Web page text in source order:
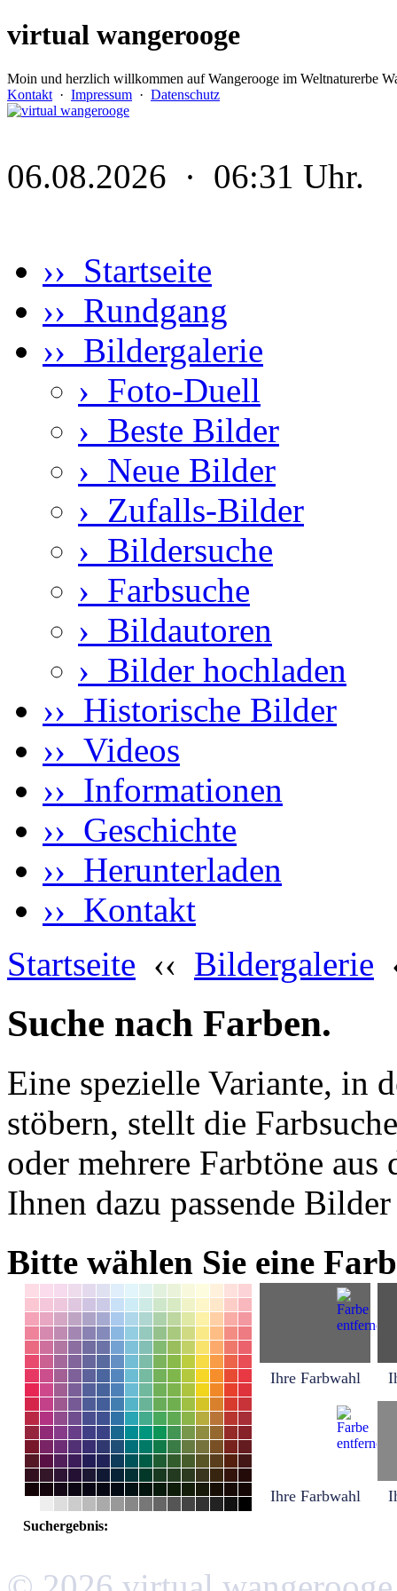
virtual wangerooge
Moin und herzlich willkommen auf Wangerooge im Weltnaturerbe
Kontakt · Impressum · Datenschutz
06.08.2026 · 06:31 Uhr.
›› Startseite
›› Rundgang
›› Bildergalerie
› Foto-Duell
› Beste Bilder
› Neue Bilder
› Zufalls-Bilder
› Bildersuche
› Farbsuche
› Bildautoren
› Bilder hochladen
›› Historische Bilder
›› Videos
›› Informationen
›› Geschichte
›› Herunterladen
›› Kontakt
Startseite ‹‹ Bildergalerie
Suche nach Farben.
Eine spezielle Variante, in
stöbern, stellt die
oder mehrere Farbtöne
Ihnen dazu passende
Bitte wählen Sie eine
Ihre Farbwahl
Ihre Farbwahl
Suchergebnis: